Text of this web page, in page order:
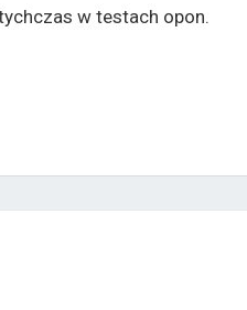
w testach opon.